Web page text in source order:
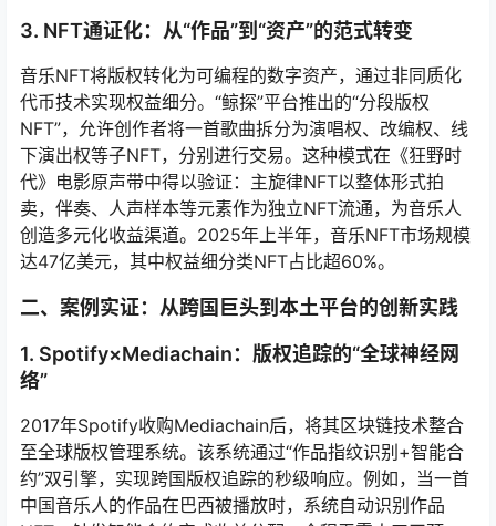
3. NFT通证化：从“作品”到“资产”的范式转变
音乐NFT将版权转化为可编程的数字资产，通过非同质化
代币技术实现权益细分。“鲸探”平台推出的“分段版权
NFT”，允许创作者将一首歌曲拆分为演唱权、改编权、线
下演出权等子NFT，分别进行交易。这种模式在《狂野时
代》电影原声带中得以验证：主旋律NFT以整体形式拍
卖，伴奏、人声样本等元素作为独立NFT流通，为音乐人
创造多元化收益渠道。2025年上半年，音乐NFT市场规模
达47亿美元，其中权益细分类NFT占比超60%。
二、案例实证：从跨国巨头到本土平台的创新实践
1. Spotify×Mediachain：版权追踪的“全球神经网
络”
2017年Spotify收购Mediachain后，将其区块链技术整合
至全球版权管理系统。该系统通过“作品指纹识别+智能合
约”双引擎，实现跨国版权追踪的秒级响应。例如，当一首
中国音乐人的作品在巴西被播放时，系统自动识别作品